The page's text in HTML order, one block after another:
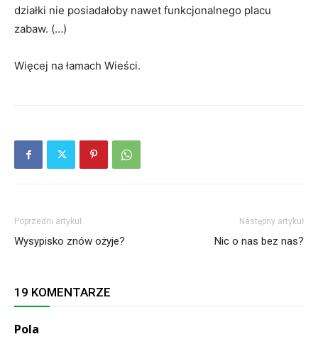
działki nie posiadałoby nawet funkcjonalnego placu
zabaw. (…)
Więcej na łamach Wieści.
Poprzedni artykuł
Wysypisko znów ożyje?
Następny artykuł
Nic o nas bez nas?
19 KOMENTARZE
Pola